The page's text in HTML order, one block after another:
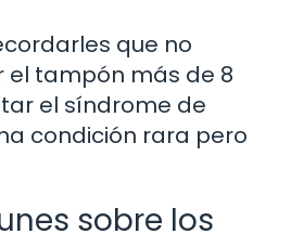
que no
tampón más de 8
el síndrome de
condición rara pero
sobre los